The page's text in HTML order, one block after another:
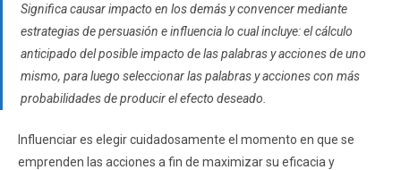
Significa causar impacto en los demás y convencer mediante
estrategias de persuasión e influencia lo cual incluye: el cálculo
anticipado del posible impacto de las palabras y acciones de uno
mismo, para luego seleccionar las palabras y acciones con más
probabilidades de producir el efecto deseado.
Influenciar es elegir cuidadosamente el momento en que se
emprenden las acciones a fin de maximizar su eficacia y